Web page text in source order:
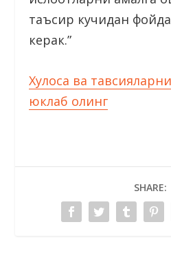
таъсир кучидан
керак.”
Хулоса ва
юклаб олинг
SHARE: